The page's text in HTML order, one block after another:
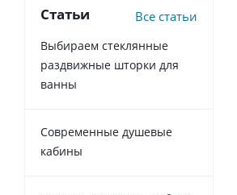
Статьи Все статьи
Выбираем стеклянные
раздвижные шторки для
ванны
Современные душевые
кабины